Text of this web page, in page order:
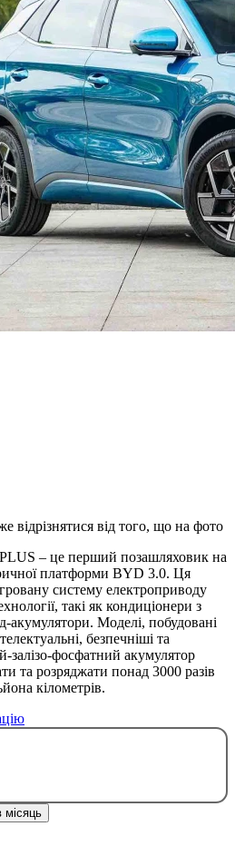
вiдрiзнятися вiд того, що на фото
– це перший позашляховик на
платформи BYD 3.0. Ця
систему електроприводу
такі як кондиціонери з
акумулятори. Моделі, побудовані
безпечніші та
залізо-фосфатний акумулятор
та розряджати понад 3000 разів
кілометрів.
місяць